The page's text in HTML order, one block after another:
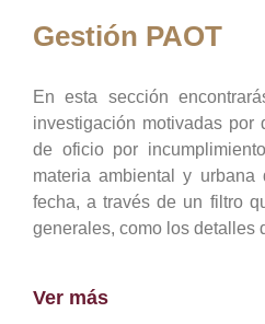
Gestión PAOT
En esta sección
investigación motivadas por
de oficio por
materia ambiental y
fecha, a través de un filtro
generales, como los detalles
Ver más